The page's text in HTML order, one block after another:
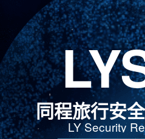
同程旅行安
LY Security